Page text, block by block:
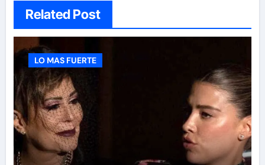
Related Post
LO MAS FUERTE